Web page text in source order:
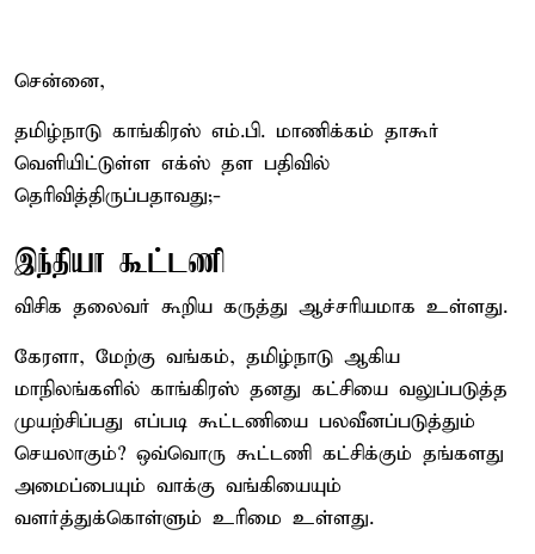
சென்னை,
தமிழ்நாடு காங்கிரஸ் எம்.பி. மாணிக்கம் தாகூர்
வெளியிட்டுள்ள எக்ஸ் தள பதிவில்
தெரிவித்திருப்பதாவது;-
இந்தியா கூட்டணி
விசிக தலைவர் கூறிய கருத்து ஆச்சரியமாக உள்ளது.
கேரளா, மேற்கு வங்கம், தமிழ்நாடு ஆகிய
மாநிலங்களில் காங்கிரஸ் தனது கட்சியை வலுப்படுத்த
முயற்சிப்பது எப்படி கூட்டணியை பலவீனப்படுத்தும்
செயலாகும்? ஒவ்வொரு கூட்டணி கட்சிக்கும் தங்களது
அமைப்பையும் வாக்கு வங்கியையும்
வளர்த்துக்கொள்ளும் உரிமை உள்ளது.